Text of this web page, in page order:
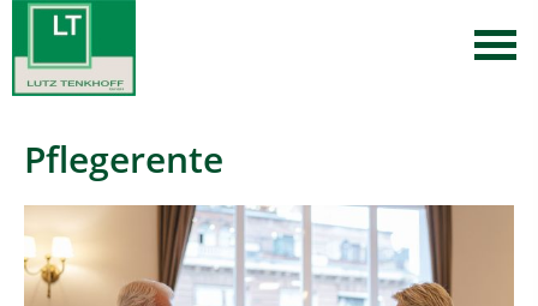
Pflegerente